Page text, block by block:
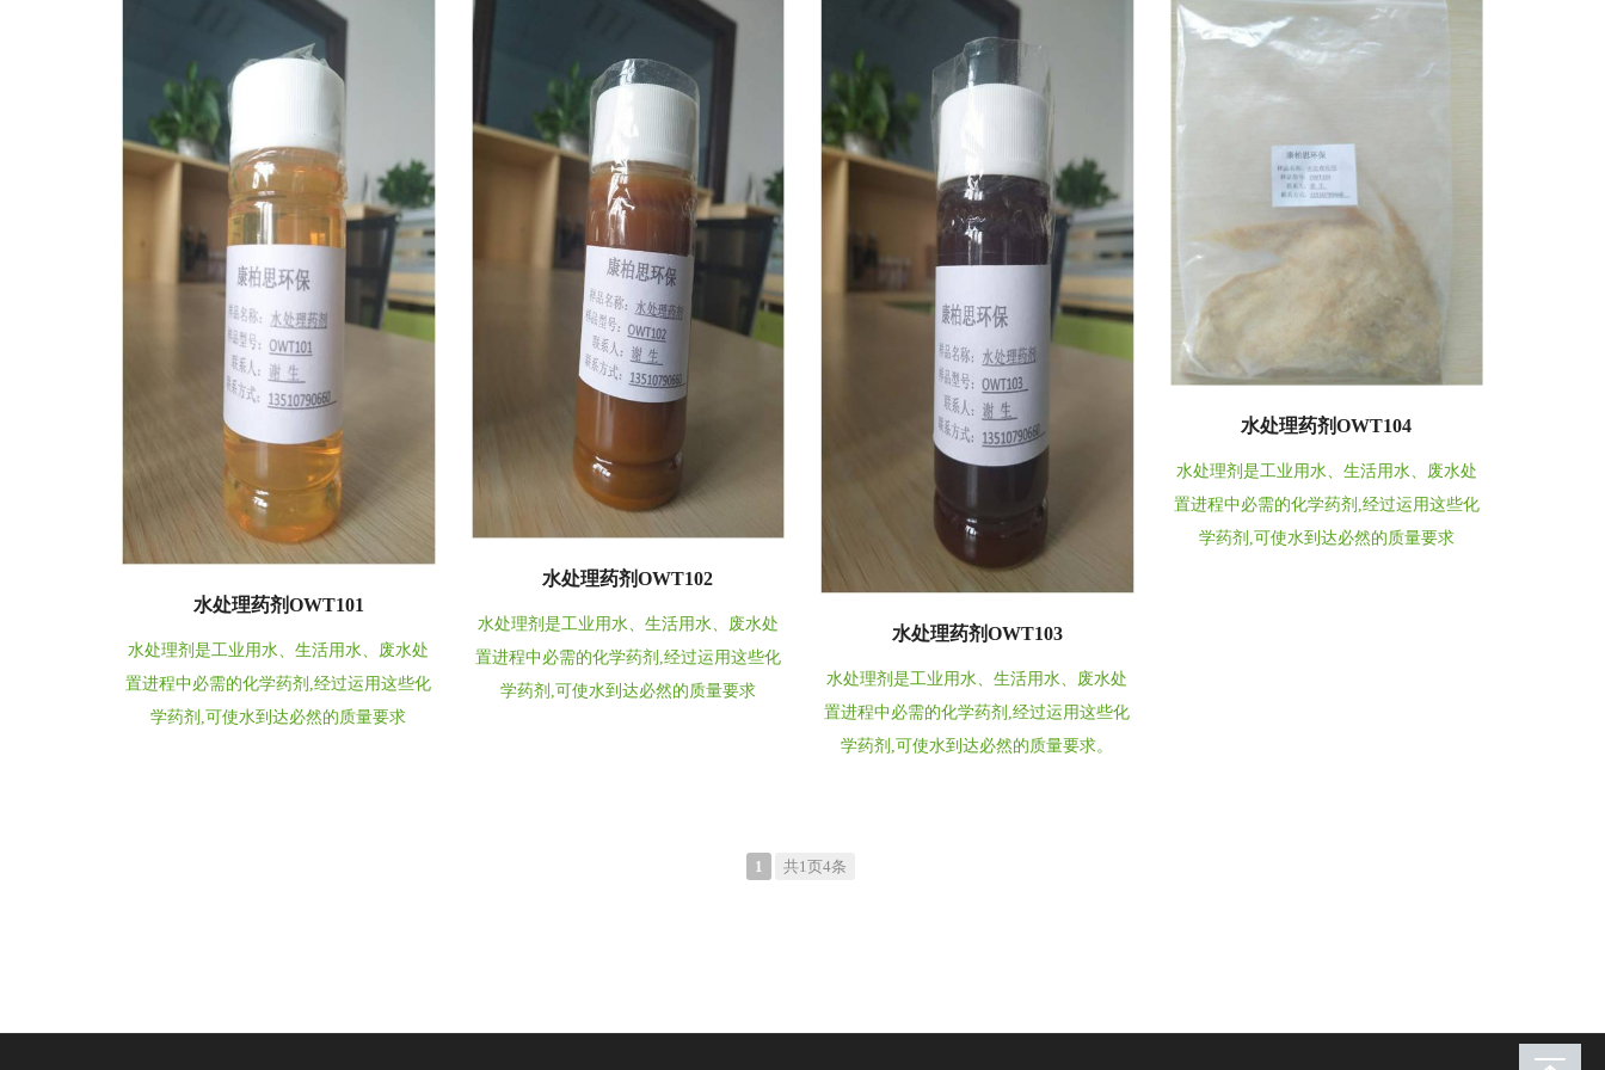
水处理药剂OWT101
水处理剂是工业用水、生活用水、废水处
置进程中必需的化学药剂,经过运用这些化
学药剂,可使水到达必然的质量要求
水处理药剂OWT102
水处理剂是工业用水、生活用水、废水处
置进程中必需的化学药剂,经过运用这些化
学药剂,可使水到达必然的质量要求
水处理药剂OWT103
水处理剂是工业用水、生活用水、废水处
置进程中必需的化学药剂,经过运用这些化
学药剂,可使水到达必然的质量要求。
水处理药剂OWT104
水处理剂是工业用水、生活用水、废水处
置进程中必需的化学药剂,经过运用这些化
学药剂,可使水到达必然的质量要求
1 共1页4条